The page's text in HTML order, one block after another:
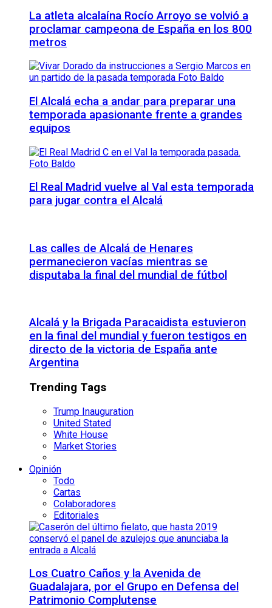
La atleta alcalaína Rocío Arroyo se volvió a
proclamar campeona de España en los 800
metros
El Alcalá echa a andar para preparar una
temporada apasionante frente a grandes
equipos
El Real Madrid vuelve al Val esta temporada
para jugar contra el Alcalá
Las calles de Alcalá de Henares
permanecieron vacías mientras se
disputaba la final del mundial de fútbol
Alcalá y la Brigada Paracaidista estuvieron
en la final del mundial y fueron testigos en
directo de la victoria de España ante
Argentina
Trending Tags
Trump Inauguration
United Stated
White House
Market Stories
Opinión
Todo
Cartas
Colaboradores
Editoriales
Los Cuatro Caños y la Avenida de
Guadalajara, por el Grupo en Defensa del
Patrimonio Complutense